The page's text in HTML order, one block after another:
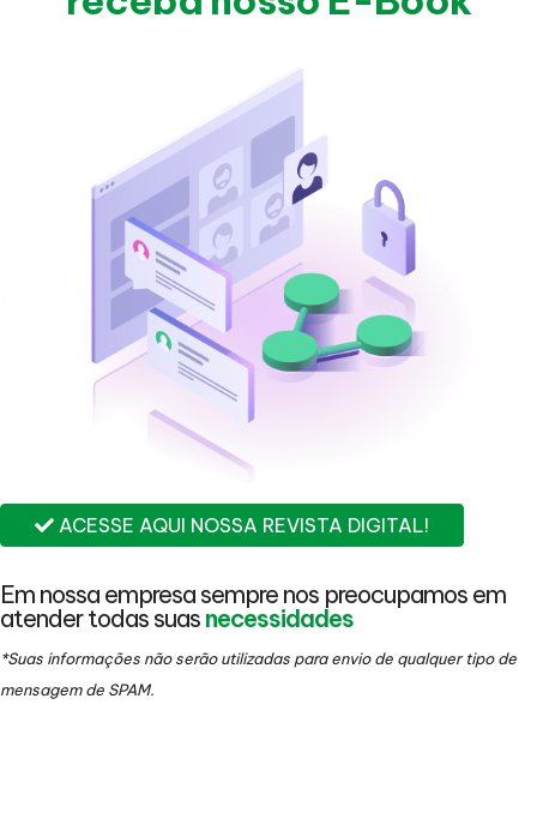
ACESSE AQUI NOSSA REVISTA DIGITAL!
Em nossa empresa sempre nos preocupamos em
atender todas suas necessidades
*Suas informações não serão utilizadas para envio de qualquer tipo de
mensagem de SPAM.